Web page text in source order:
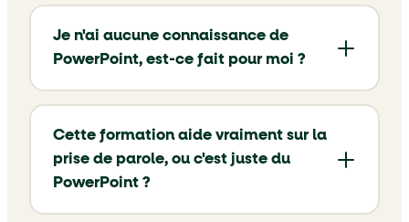
Je n'ai aucune connaissance de
PowerPoint, est-ce fait pour moi ?
Cette formation aide vraiment sur la
prise de parole, ou c'est juste du
PowerPoint ?